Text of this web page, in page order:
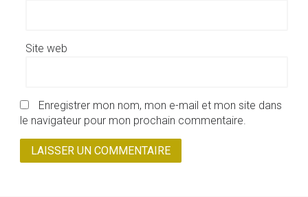
Site web
Enregistrer mon nom, mon e-mail et mon site dans
le navigateur pour mon prochain commentaire.